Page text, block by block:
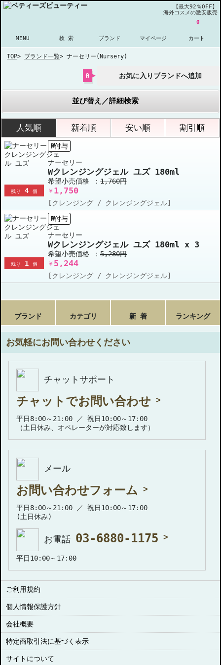
【最大92％OFF】
海外コスメの激安販売
MENU 検 索 ブランド マイページ
0
カート
TOP> ブランド一覧> ナーセリー(Nursery)
0 お気に入りブランドへ追加
並び替え／詳細検索
人気順 新着順 安い順 割引順
残り 4 個
P付与
ナーセリー
Wクレンジングジェル ユズ 180ml
希望小売価格 ： 1,760円
￥ 1,750
[クレンジング / クレンジングジェル]
残り 1 個
P付与
ナーセリー
Wクレンジングジェル ユズ 180ml x 3
希望小売価格 ： 5,280円
￥ 5,244
[クレンジング / クレンジングジェル]
ブランド カテゴリ 新 着 ランキング
お気軽にお問い合わせください
チャットサポート
チャットでお問い合わせ
平日8:00～21:00 ／ 祝日10:00～17:00
（土日休み、オペレーターが対応致します）
メール
お問い合わせフォーム
平日8:00～21:00 ／ 祝日10:00～17:00
(土日休み)
お電話 03-6880-1175
平日10:00～17:00
ご利用規約
個人情報保護方針
会社概要
特定商取引法に基づく表示
サイトについて